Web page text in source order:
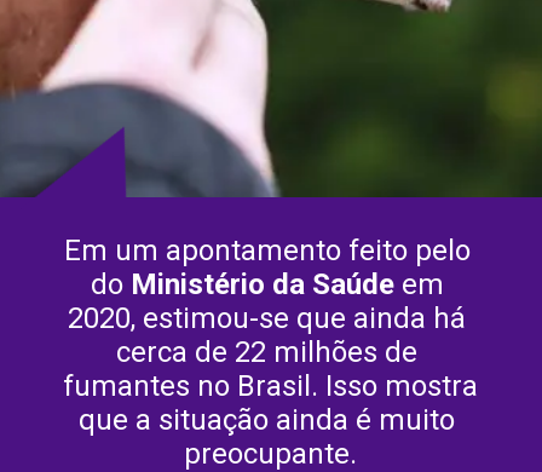
Em um apontamento feito pelo
do Ministério da Saúde em
2020, estimou-se que ainda há
cerca de 22 milhões de
fumantes no Brasil. Isso mostra
que a situação ainda é muito
preocupante.